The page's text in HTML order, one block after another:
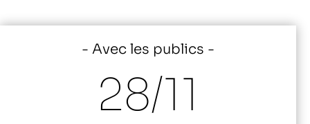
Avec les publics
28/11